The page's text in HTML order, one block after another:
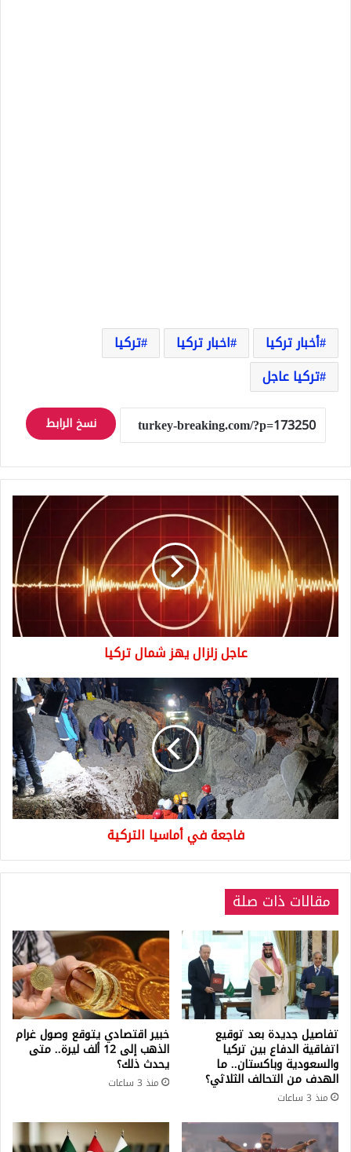
أخبار تركيا اخبار تركيا
تركيا
تركيا عاجل
نسخ الرابط
يهز
شمال
تركيا
عاجل زلزال يهز شمال تركيا
فاجعة
في
أماسيا
التركية
فاجعة في أماسيا التركية
مقالات ذات صلة
تفاصيل جديدة بعد توقيع
اتفاقية الدفاع بين تركيا
والسعودية وباكستان.. ما
الهدف من التحالف الثلاثي؟
منذ 3 ساعات
خبير اقتصادي يتوقع وصول غرام
الذهب إلى 12 ألف ليرة.. متى
يحدث ذلك؟
منذ 3 ساعات